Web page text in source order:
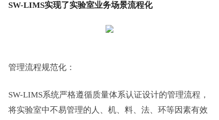
SW-LIMS实现了实验室业务场景流程化
管理流程规范化：
SW-LIMS系统严格遵循质量体系认证设计的管理流程，
将实验室中不易管理的人、机、料、法、环等因素有效